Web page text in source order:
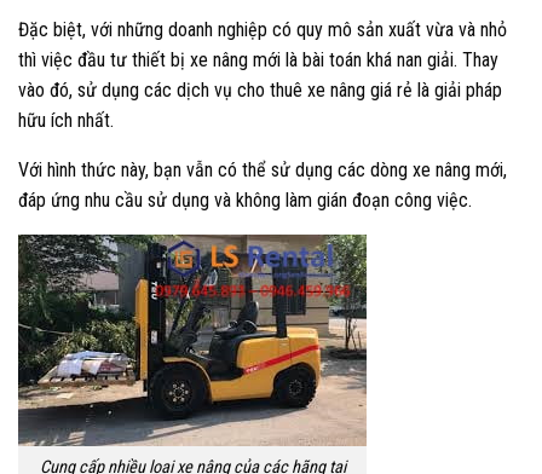
Đặc biệt, với những doanh nghiệp có quy mô sản xuất vừa và nhỏ
thì việc đầu tư thiết bị xe nâng mới là bài toán khá nan giải. Thay
vào đó, sử dụng các dịch vụ cho thuê xe nâng giá rẻ là giải pháp
hữu ích nhất.
Với hình thức này, bạn vẫn có thể sử dụng các dòng xe nâng mới,
đáp ứng nhu cầu sử dụng và không làm gián đoạn công việc.
Cung cấp nhiều loại xe nâng của các hãng tại